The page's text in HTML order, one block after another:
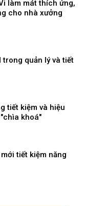
làm mát thích ứng,
cho nhà xưởng
trong quản lý và tiết
tiết kiệm và hiệu
khoá"
tiết kiệm năng